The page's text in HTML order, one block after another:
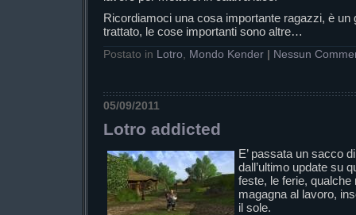
Ricordiamoci una cosa importante ragazzi, è un
trattato, le cose importanti sono altre…
Postato in Lotro, Mondo Kender Nessun
05/09/2011
Lotro addicted
E’ passata un sacco
dall’ultimo update su
feste, le ferie, qualche
magagna al lavoro,
il sole.